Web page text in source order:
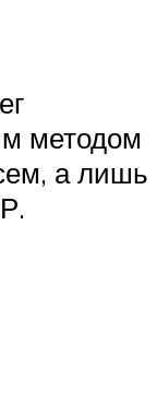
методом
а лишь